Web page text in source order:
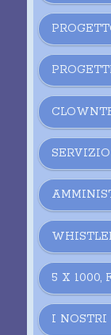
5 X 1000,
I NOSTRI